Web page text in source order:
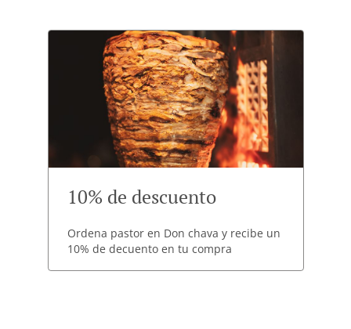
10% de descuento
Ordena pastor en Don chava y recibe un
10% de decuento en tu compra